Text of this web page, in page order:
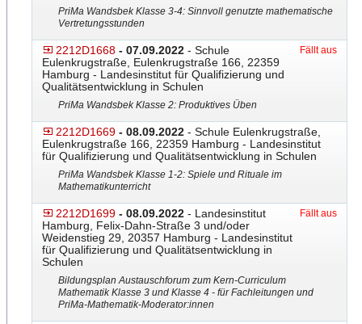
PriMa Wandsbek Klasse 3-4: Sinnvoll genutzte mathematische
Vertretungsstunden
2212D1668 - 07.09.2022 - Schule
Eulenkrugstraße, Eulenkrugstraße 166, 22359
Hamburg - Landesinstitut für Qualifizierung und
Qualitätsentwicklung in Schulen
Fällt aus
PriMa Wandsbek Klasse 2: Produktives Üben
2212D1669 - 08.09.2022 - Schule Eulenkrugstraße,
Eulenkrugstraße 166, 22359 Hamburg - Landesinstitut
für Qualifizierung und Qualitätsentwicklung in Schulen
PriMa Wandsbek Klasse 1-2: Spiele und Rituale im
Mathematikunterricht
2212D1699 - 08.09.2022 - Landesinstitut
Hamburg, Felix-Dahn-Straße 3 und/oder
Weidenstieg 29, 20357 Hamburg - Landesinstitut
für Qualifizierung und Qualitätsentwicklung in
Schulen
Fällt aus
Bildungsplan Austauschforum zum Kern-Curriculum
Mathematik Klasse 3 und Klasse 4 - für Fachleitungen und
PriMa-Mathematik-Moderator​:innen